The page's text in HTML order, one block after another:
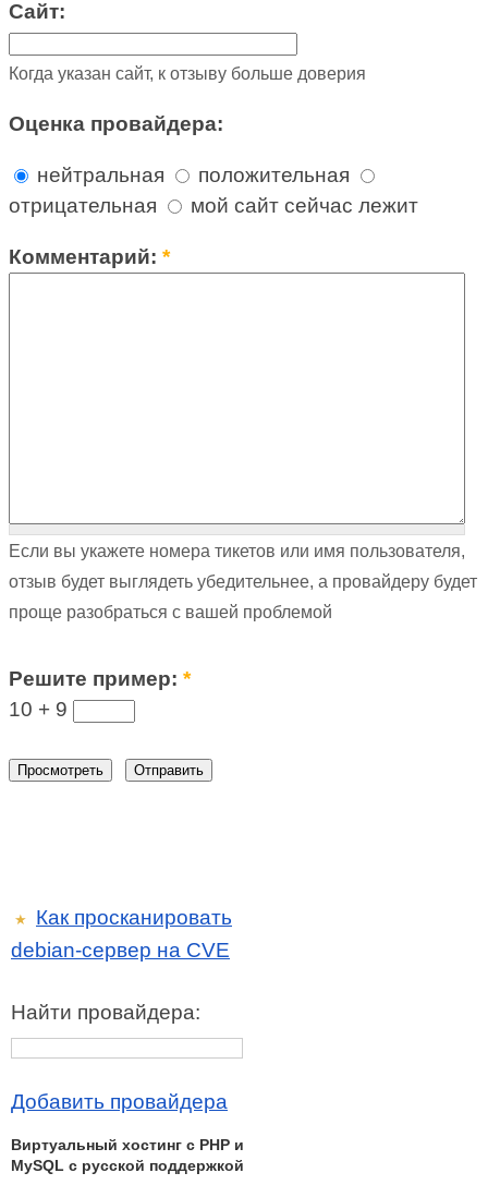
Сайт:
Когда указан сайт, к отзыву больше доверия
Оценка провайдера:
нейтральная
положительная
отрицательная
мой сайт сейчас лежит
Комментарий:*
Если вы укажете номера тикетов или имя пользователя,
отзыв будет выглядеть убедительнее, а провайдеру будет
проще разобраться с вашей проблемой
Решите пример:*
10 + 9
★
Как просканировать
debian-сервер на CVE
Найти провайдера:
Добавить провайдера
Виртуальный хостинг c PHP и
MySQL с русской поддержкой